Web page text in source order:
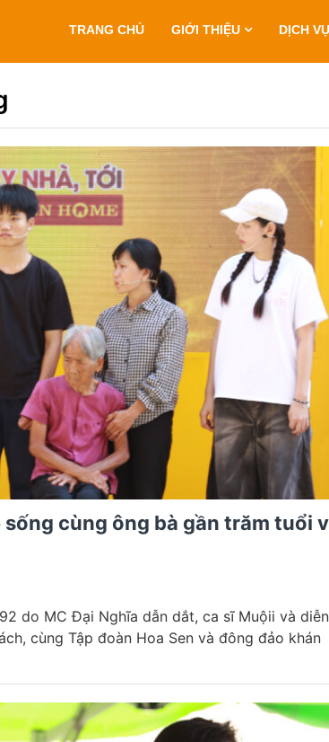
TRANG CHỦ GIỚI THIỆU DỊCH VỤ
cùng ông bà gần trăm tuổi
do MC Đại Nghĩa dẫn dắt, ca sĩ Muộii và diễn
cùng Tập đoàn Hoa Sen và đông đảo khán